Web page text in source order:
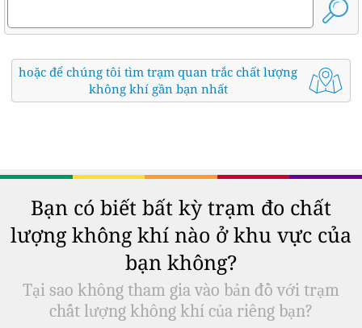
hoặc để chúng tôi tìm trạm quan trắc chất lượng
không khí gần bạn nhất
Bạn có biết bất kỳ trạm đo chất
lượng không khí nào ở khu vực của
bạn không?
Tại sao không tham gia vào bản đồ với trạm
chất lượng không khí của riêng bạn?